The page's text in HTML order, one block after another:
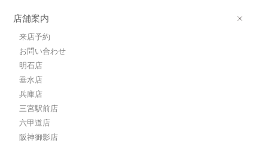
店舗案内
来店予約
お問い合わせ
明石店
垂水店
兵庫店
三宮駅前店
六甲道店
阪神御影店